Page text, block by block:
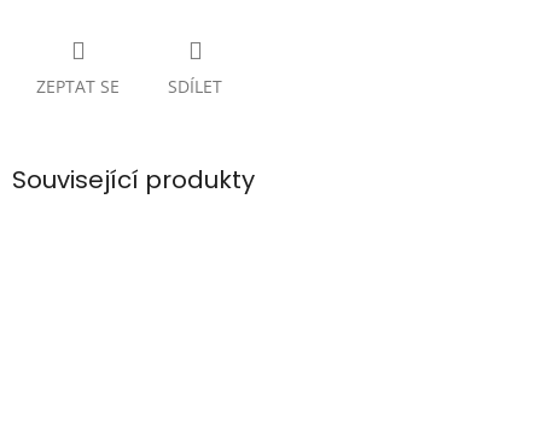
ZEPTAT SE SDÍLET
Související produkty